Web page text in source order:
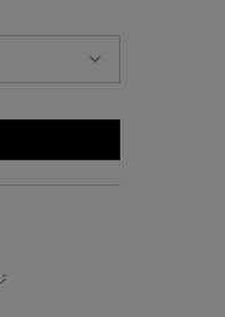
の サイズ を選択してください